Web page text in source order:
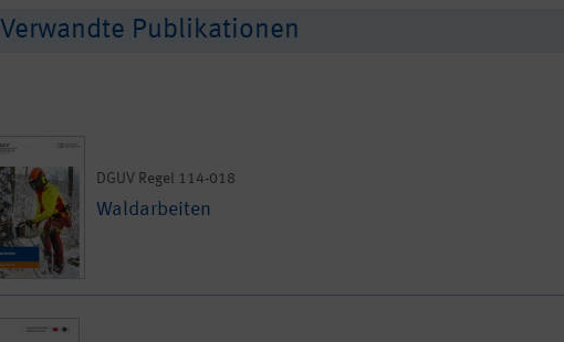
Verwandte Publikationen
DGUV Regel 114-018
Waldarbeiten